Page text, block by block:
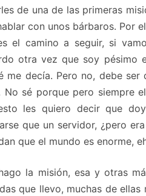
de una de las primeras
con unos bárbaros. Por
el camino a seguir, si
otra vez que soy pésimo
me decía. Pero no, debe
No sé porque pero siempre
les quiero decir que
que un servidor, ¿pero
que el mundo es enorme,
la misión, esa y otras
que llevo, muchas de